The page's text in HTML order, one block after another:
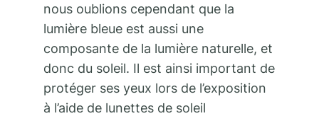
nous oublions cependant que la
lumière bleue est aussi une
composante de la lumière naturelle, et
donc du soleil. Il est ainsi important de
protéger ses yeux lors de l’exposition
à l’aide de lunettes de soleil